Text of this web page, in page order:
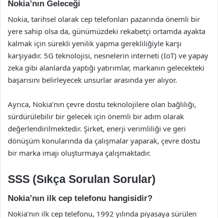
Nokia’nın Geleceği
Nokia, tarihsel olarak cep telefonları pazarında önemli bir
yere sahip olsa da, günümüzdeki rekabetçi ortamda ayakta
kalmak için sürekli yenilik yapma gerekliliğiyle karşı
karşıyadır. 5G teknolojisi, nesnelerin interneti (IoT) ve yapay
zeka gibi alanlarda yaptığı yatırımlar, markanın gelecekteki
başarısını belirleyecek unsurlar arasında yer alıyor.
Ayrıca, Nokia’nın çevre dostu teknolojilere olan bağlılığı,
sürdürülebilir bir gelecek için önemli bir adım olarak
değerlendirilmektedir. Şirket, enerji verimliliği ve geri
dönüşüm konularında da çalışmalar yaparak, çevre dostu
bir marka imajı oluşturmaya çalışmaktadır.
SSS (Sıkça Sorulan Sorular)
Nokia’nın ilk cep telefonu hangisidir?
Nokia’nın ilk cep telefonu, 1992 yılında piyasaya sürülen